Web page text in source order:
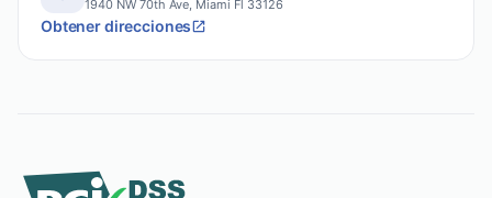
1940 NW 70th Ave, Miami Fl 33126
Obtener direcciones